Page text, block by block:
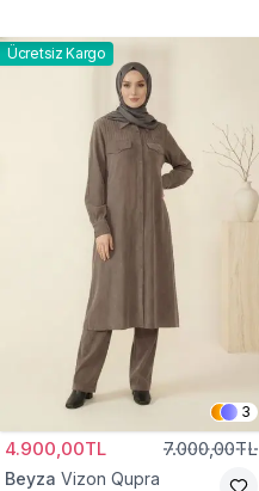
Ücretsiz Kargo
3
4.900,00TL 7.000,00TL
Beyza Vizon Qupra